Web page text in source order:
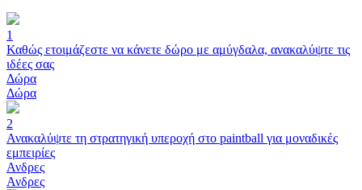
1
Καθώς ετοιμάζεστε να κάνετε δώρο με αμύγδαλα, ανακαλύψτε τις
ιδέες σας
Δώρα
Δώρα
2
Ανακαλύψτε τη στρατηγική υπεροχή στο paintball για μοναδικές
εμπειρίες
Ανδρες
Ανδρες